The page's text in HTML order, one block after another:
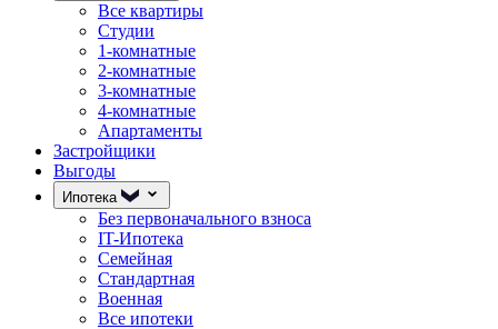
Все квартиры
Студии
1-комнатные
2-комнатные
3-комнатные
4-комнатные
Апартаменты
Застройщики
Выгоды
Ипотека
Без первоначального взноса
IT-Ипотека
Семейная
Стандартная
Военная
Все ипотеки